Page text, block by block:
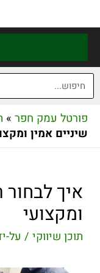
פורטל עמק חפר »
שיניים אמין
איך לבחור
ומקצועי
תוכן שיווקי / על-